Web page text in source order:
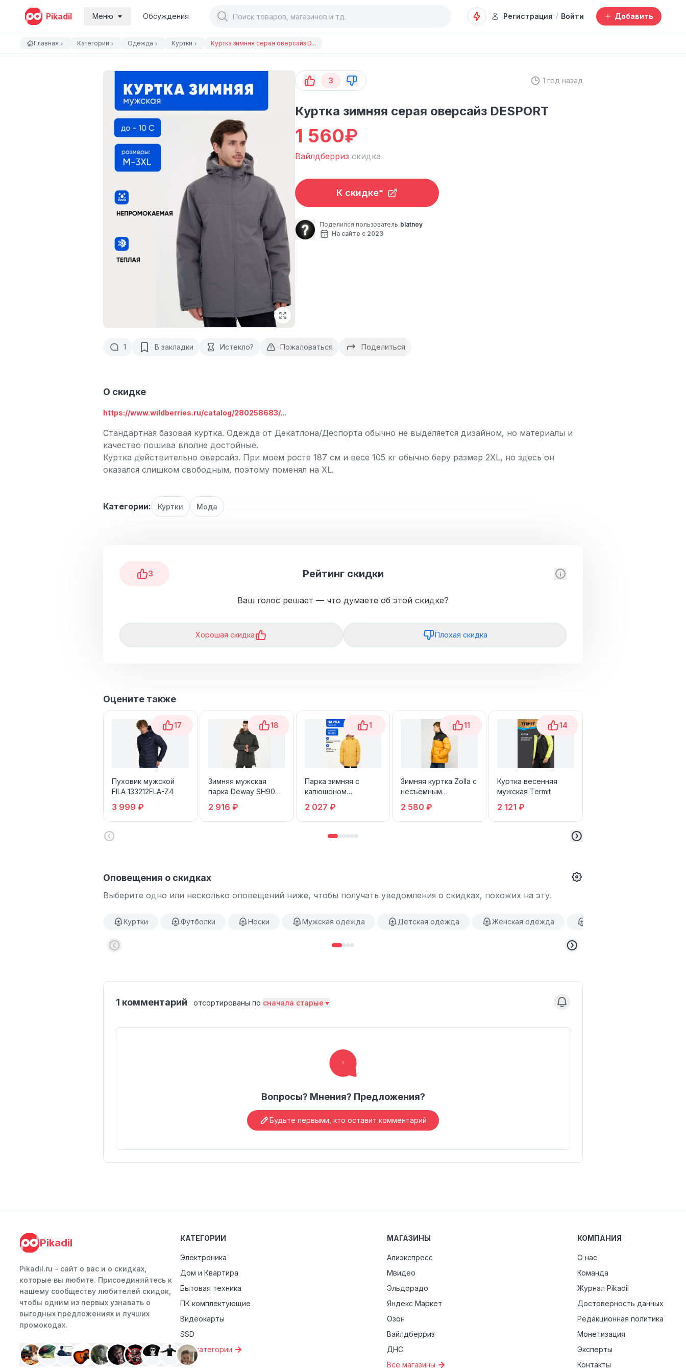
Pikadil Меню Обсуждения Регистрация / Войти Добавить
Главная Категории Одежда Куртки Куртка зимняя серая оверсайз D...
3 1 год назад
Куртка зимняя серая оверсайз DESPORT
1 560₽
Вайлдберриз скидка
К скидке*
Поделился пользователь blatnoy
На сайте с 2023
1 В закладки Истекло? Пожаловаться Поделиться
О скидке
https://www.wildberries.ru/catalog/280258683/...
Стандартная базовая куртка. Одежда от Декатлона/Деспорта обычно не выделяется дизайном, но материалы и
качество пошива вполне достойные.
Куртка действительно оверсайз. При моем росте 187 см и весе 105 кг обычно беру размер 2XL, но здесь он
оказался слишком свободным, поэтому поменял на XL.
Категории: Куртки Мода
3 Рейтинг скидки
Ваш голос решает — что думаете об этой скидке?
Хорошая скидка Плохая скидка
Оцените также
17
Пуховик мужской
FILA 133212FLA-Z4
3 999 ₽
18
Зимняя мужская
парка Deway SH900
2 916 ₽
1
Парка зимняя с
капюшоном
DESPORT
2 027 ₽
11
Зимняя куртка Zolla с
несъёмным
синтепухе, р-р 44-
54 (цена с ozon
2 580 ₽
14
Куртка весенняя
мужская Termit
2 121 ₽
Оповещения о скидках
Выберите одно или несколько оповещений ниже, чтобы получать уведомления о скидках, похожих на эту.
Куртки Футболки Носки Мужская одежда Детская одежда Женская одежда
1 комментарий отсортированы по сначала старые
Вопросы? Мнения? Предложения?
Будьте первыми, кто оставит комментарий
Pikadil
Pikadil.ru - cайт о вас и о скидках,
которые вы любите. Присоединяйтесь к
нашему сообществу любителей скидок,
чтобы одним из первых узнавать о
выгодных предложениях и лучших
промокодах.
КАТЕГОРИИ
Электроника
Дом и Квартира
Бытовая техника
ПК комплектующие
Видеокарты
SSD
Все категории
МАГАЗИНЫ
Алиэкспресс
Мвидео
Эльдорадо
Яндекс Маркет
Озон
Вайлдберриз
ДНС
Все магазины
КОМПАНИЯ
О нас
Команда
Журнал Pikadil
Достоверность данных
Редакционная политика
Монетизация
Эксперты
Контакты